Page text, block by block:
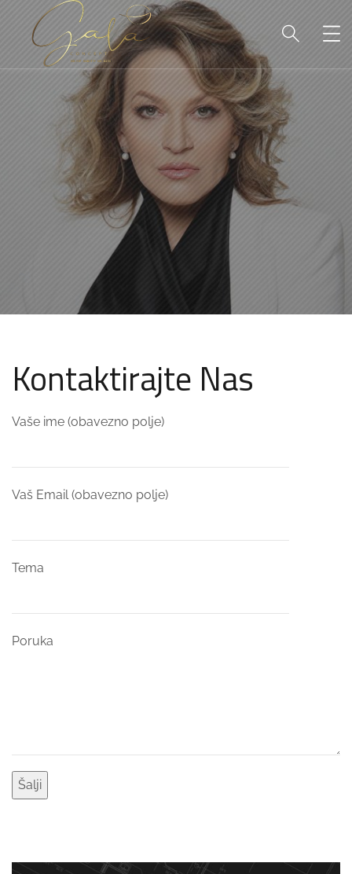
Kontaktirajte Nas
Vaše ime (obavezno polje)
Vaš Email (obavezno polje)
Tema
Poruka